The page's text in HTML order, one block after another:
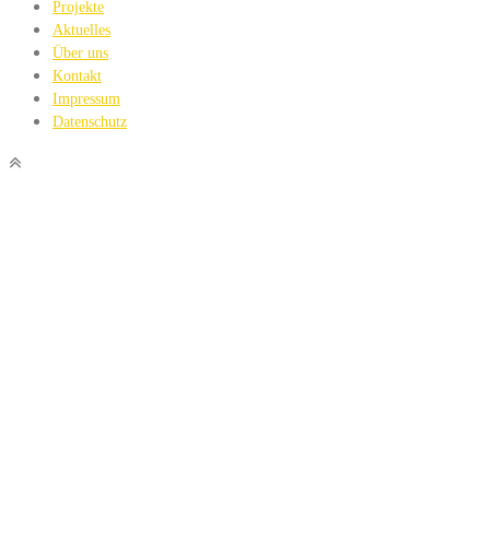
Projekte
Aktuelles
Über uns
Kontakt
Impressum
Datenschutz